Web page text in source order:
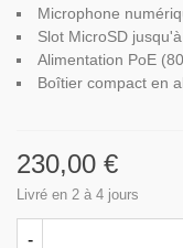
Microphone
Slot MicroSD
Alimentation PoE
Boîtier compact en
230,00 €
Livré en 2 à 4 jours
-